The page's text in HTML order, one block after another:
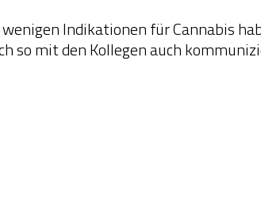
Indikationen für Cannabis
so mit den Kollegen auch